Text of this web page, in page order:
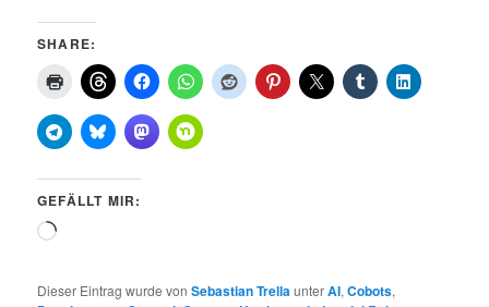
SHARE:
GEFÄLLT MIR:
Wird
Dieser Eintrag wurde vonSebastian TrellaunterAI,Cobots,